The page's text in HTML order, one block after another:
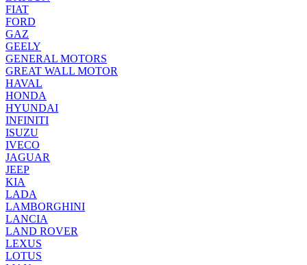
FIAT
FORD
GAZ
GEELY
GENERAL MOTORS
GREAT WALL MOTOR
HAVAL
HONDA
HYUNDAI
INFINITI
ISUZU
IVECO
JAGUAR
JEEP
KIA
LADA
LAMBORGHINI
LANCIA
LAND ROVER
LEXUS
LOTUS